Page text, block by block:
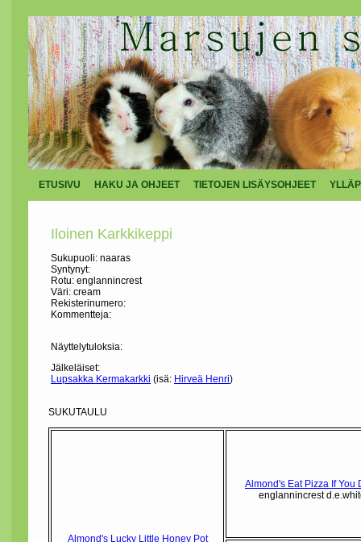
ETUSIVU HAKU JA OHJEET TIETOJEN LISÄYSOHJEET
Iloinen Karkkikeppi
Sukupuoli: naaras
Syntynyt:
Rotu: englannincrest
Väri: cream
Rekisterinumero:
Kommentteja:
Näyttelytuloksia:
Jälkeläiset:
Lupsakka Kermakarkki (isä: Hirveä Henri)
SUKUTAULU
Almond's Lucky Little Honey Pot
Almond's Eat Pizza If You
englannincrest